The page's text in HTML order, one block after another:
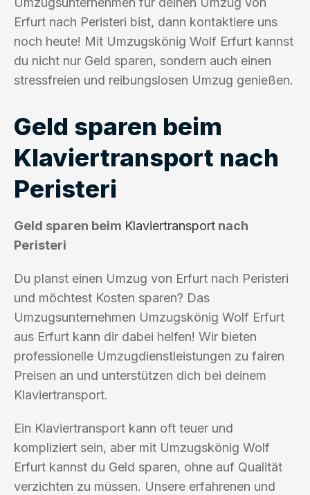
Erfurt nach Peristeri bist, dann kontaktiere uns
noch heute! Mit Umzugskönig Wolf Erfurt kannst
du nicht nur Geld sparen, sondern auch einen
stressfreien und reibungslosen Umzug genießen.
Geld sparen beim
Klaviertransport nach
Peristeri
Geld sparen beim Klaviertransport nach
Peristeri
Du planst einen Umzug von Erfurt nach Peristeri
und möchtest Kosten sparen? Das
Umzugsunternehmen Umzugskönig Wolf Erfurt
aus Erfurt kann dir dabei helfen! Wir bieten
professionelle Umzugdienstleistungen zu fairen
Preisen an und unterstützen dich bei deinem
Klaviertransport.
Ein Klaviertransport kann oft teuer und
kompliziert sein, aber mit Umzugskönig Wolf
Erfurt kannst du Geld sparen, ohne auf Qualität
verzichten zu müssen. Unsere erfahrenen und